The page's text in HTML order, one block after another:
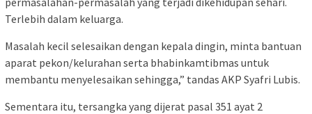
Terlebih dalam keluarga.
Masalah kecil selesaikan dengan kepala dingin, minta bantuan
aparat pekon/kelurahan serta bhabinkamtibmas untuk
membantu menyelesaikan sehingga,” tandas AKP Syafri Lubis.
Sementara itu, tersangka yang dijerat pasal 351 ayat 2